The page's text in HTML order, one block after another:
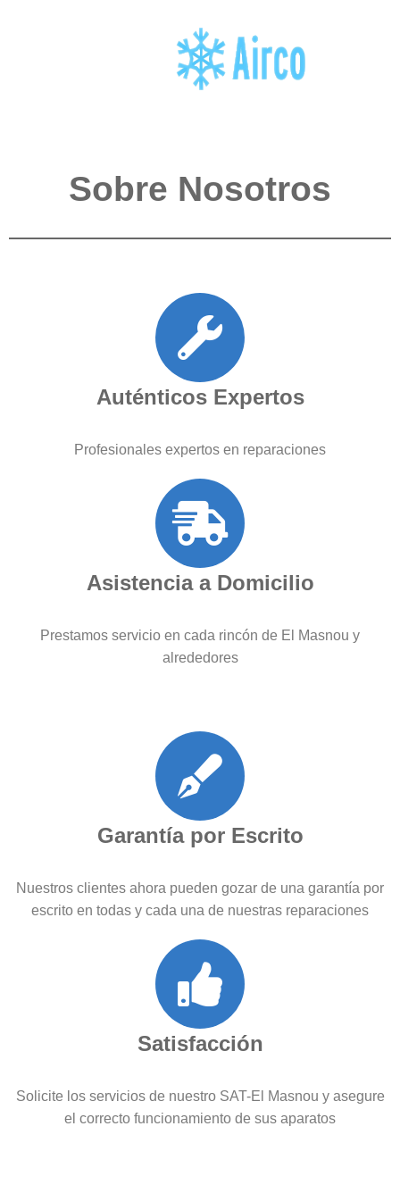
Sobre Nosotros
Auténticos Expertos
Profesionales expertos en reparaciones
Asistencia a Domicilio
Prestamos servicio en cada rincón de El Masnou y
alrededores
Garantía por Escrito
Nuestros clientes ahora pueden gozar de una garantía por
escrito en todas y cada una de nuestras reparaciones
Satisfacción
Solicite los servicios de nuestro SAT-El Masnou y asegure
el correcto funcionamiento de sus aparatos